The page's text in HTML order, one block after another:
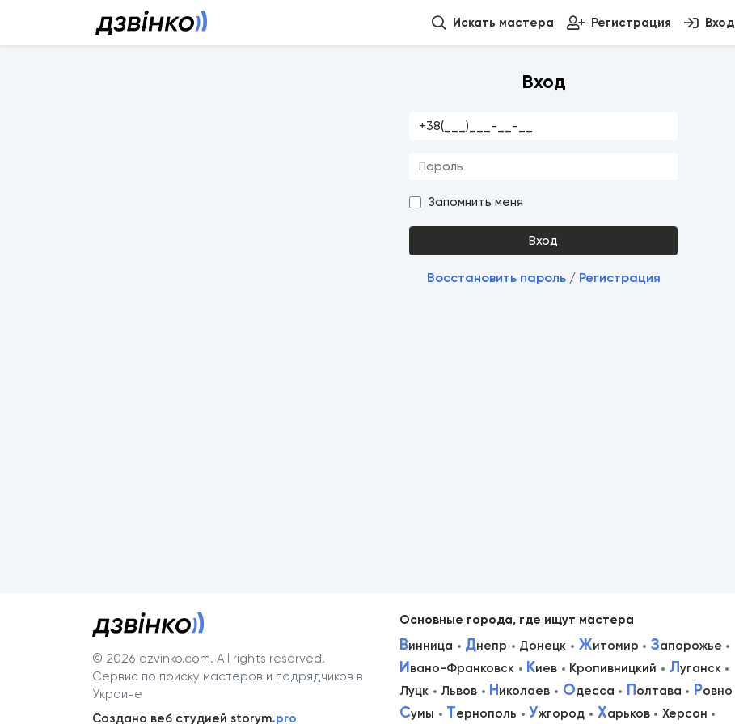
Искать мастера Регистрация Вход
Вход
Запомнить меня
Вход
Восстановить пароль/ Регистрация
© 2026 dzvinko.com. All rights reserved.
Сервис по поиску мастеров и подрядчиков в
Украине
Создано веб студией storym.pro
Основные города, где ищут мастера
Винница Днепр Донецк Житомир Запорожье
Ивано-Франковск Киев Кропивницкий Луганск
Луцк
Львов Николаев Одесса Полтава Ровно
Сумы Тернополь Ужгород Харьков Херсон